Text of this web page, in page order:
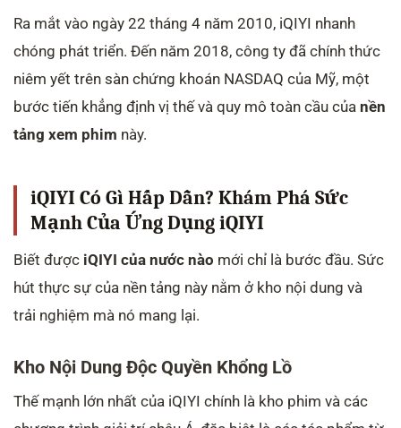
Ra mắt vào ngày 22 tháng 4 năm 2010, iQIYI nhanh
chóng phát triển. Đến năm 2018, công ty đã chính thức
niêm yết trên sàn chứng khoán NASDAQ của Mỹ, một
bước tiến khẳng định vị thế và quy mô toàn cầu của nền
tảng xem phim này.
iQIYI Có Gì Hấp Dẫn? Khám Phá Sức
Mạnh Của Ứng Dụng iQIYI
Biết được iQIYI của nước nào mới chỉ là bước đầu. Sức
hút thực sự của nền tảng này nằm ở kho nội dung và
trải nghiệm mà nó mang lại.
Kho Nội Dung Độc Quyền Khổng Lồ
Thế mạnh lớn nhất của iQIYI chính là kho phim và các